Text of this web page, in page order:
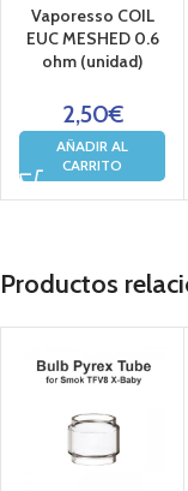
Vaporesso COIL
EUC MESHED 0.6
ohm (unidad)
2,50€
AÑADIR AL
CARRITO
Productos